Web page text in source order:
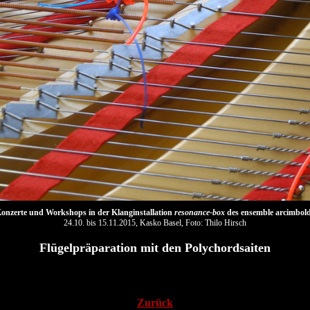
und Workshops in der Klanginstallationresonance-boxdes ensemble
24.10. bis 15.11.2015, Kasko Basel, Foto: Thilo Hirsch
Flügelpräparation mit den Polychordsaiten
Zurück